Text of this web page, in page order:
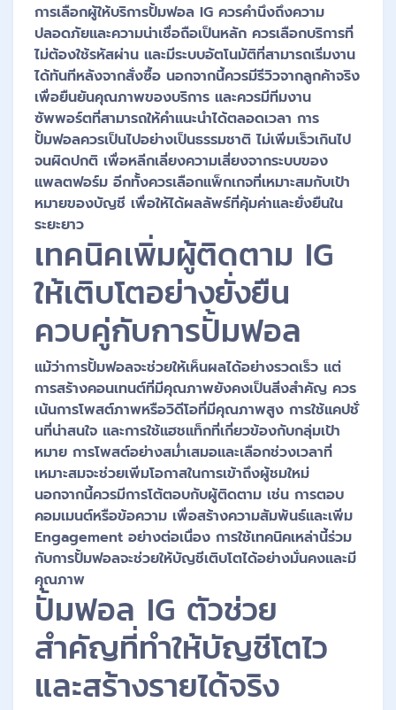
การเลือกผู้ให้บริการปั้มฟอล IG ควรคำนึงถึงความ
ปลอดภัยและความน่าเชื่อถือเป็นหลัก ควรเลือกบริการที่
ไม่ต้องใช้รหัสผ่าน และมีระบบอัตโนมัติที่สามารถเริ่มงาน
ได้ทันทีหลังจากสั่งซื้อ นอกจากนี้ควรมีรีวิวจากลูกค้าจริง
เพื่อยืนยันคุณภาพของบริการ และควรมีทีมงาน
ซัพพอร์ตที่สามารถให้คำแนะนำได้ตลอดเวลา การ
ปั้มฟอลควรเป็นไปอย่างเป็นธรรมชาติ ไม่เพิ่มเร็วเกินไป
จนผิดปกติ เพื่อหลีกเลี่ยงความเสี่ยงจากระบบของ
แพลตฟอร์ม อีกทั้งควรเลือกแพ็กเกจที่เหมาะสมกับเป้า
หมายของบัญชี เพื่อให้ได้ผลลัพธ์ที่คุ้มค่าและยั่งยืนใน
ระยะยาว
เทคนิคเพิ่มผู้ติดตาม IG
ให้เติบโตอย่างยั่งยืน
ควบคู่กับการปั้มฟอล
แม้ว่าการปั้มฟอลจะช่วยให้เห็นผลได้อย่างรวดเร็ว แต่
การสร้างคอนเทนต์ที่มีคุณภาพยังคงเป็นสิ่งสำคัญ ควร
เน้นการโพสต์ภาพหรือวิดีโอที่มีคุณภาพสูง การใช้แคปชั่
นที่น่าสนใจ และการใช้แฮชแท็กที่เกี่ยวข้องกับกลุ่มเป้า
หมาย การโพสต์อย่างสม่ำเสมอและเลือกช่วงเวลาที่
เหมาะสมจะช่วยเพิ่มโอกาสในการเข้าถึงผู้ชมใหม่
นอกจากนี้ควรมีการโต้ตอบกับผู้ติดตาม เช่น การตอบ
คอมเมนต์หรือข้อความ เพื่อสร้างความสัมพันธ์และเพิ่ม
Engagement อย่างต่อเนื่อง การใช้เทคนิคเหล่านี้ร่วม
กับการปั้มฟอลจะช่วยให้บัญชีเติบโตได้อย่างมั่นคงและมี
คุณภาพ
ปั้มฟอล IG ตัวช่วย
สำคัญที่ทำให้บัญชีโตไว
และสร้างรายได้จริง